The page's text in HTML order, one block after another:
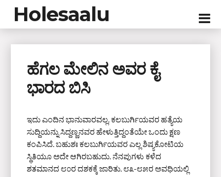
Holesaalu
ಹೆಗಲ ಮೇಲಿನ ಅವರ ಕೈ
ಭಾರದ ಬಿಸಿ
ಇದು ಎಂದಿನ ಭಾನುವಾರವಲ್ಲ. ಕಲಬುರ್ಗಿಯವರ ಹತ್ಯೆಯ
ಸುದ್ದಿಯನ್ನು ಸಿದ್ದಣ್ಣನವರ ಹೇಳುತ್ತಿದ್ದಂತೆಯೇ ಒಂದು ಕ್ಷಣ
ಕಂಪಿಸಿದೆ. ಬಹುಶಃ ಕಲಬುರ್ಗಿಯವರ ಎಲ್ಲ ಶಿಷ್ಯಕೋಟಿಯ
ಸ್ಥಿತಿಯೂ ಅದೇ ಆಗಿರಬಹುದು. ನೆನಪುಗಳು ಕಳೆದ
ಶತಮಾನದ ೮೦ರ ದಶಕಕ್ಕೆ ಜಾರಿತು. ೮೩-೮೫ರ ಅವಧಿಯಲ್ಲಿ